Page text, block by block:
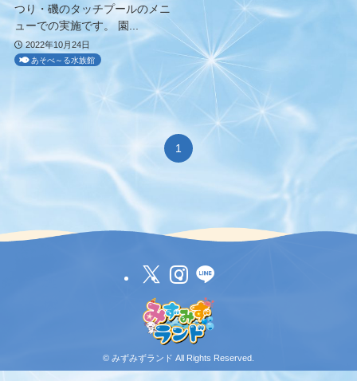
つり・磯のタッチプールのメニ
ューでの実施です。 園...
2022年10月24日
あそべ～る水族館
1
© みずみずランド All Rights Reserved.